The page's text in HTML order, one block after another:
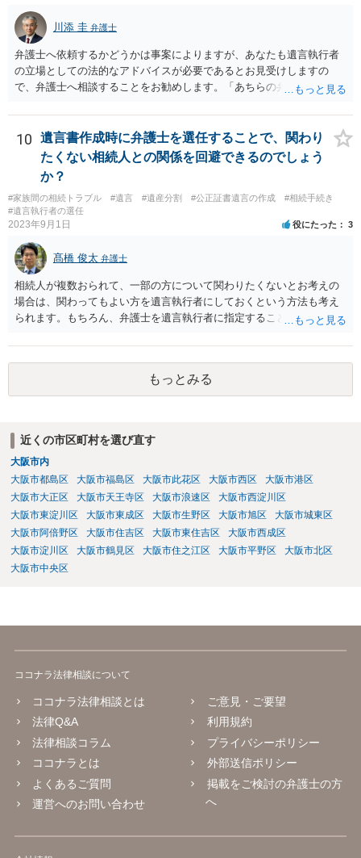
川添 圭 弁護士
弁護士へ依頼するかどうかは事案によりますが、あなたも遺言執行者
の立場としての法的なアドバイスが必要であるとお見受けしますの
で、弁護士へ相談することをお勧めします。「あちらの弁護士」（元
誘導しかしてこないと思います。
10
遺言書作成時に弁護士を選任することで、関わり
たくない相続人との関係を回避できるのでしょう
か？
#家族間の相続トラブル #遺言 #遺産分割 #公正証書遺言の作成
#相続手続き
#遺言執行者の選任
2023年9月1日 役にたった 3
髙橋 俊太 弁護士
相続人が複数おられて、一部の方について関わりたくないとお考えの
場合は、関わってもよい方を遺言執行者にしておくという方法も考え
られます。もちろん、弁護士を遺言執行者に指定することもできます
方に再委任の権限を付与しておくという方法もあります。 一度、弁護
士に直接ご相談されることをお勧めいたします。
もっとみる
近くの市区町村を選び直す
大阪市内
大阪市都島区
大阪市福島区 大阪市此花区 大阪市西区
大阪市港区
大阪市大正区
大阪市天王寺区 大阪市浪速区
大阪市西淀川区
大阪市東淀川区
大阪市東成区 大阪市生野区 大阪市旭区
大阪市城東区
大阪市阿倍野区
大阪市住吉区 大阪市東住吉区
大阪市西成区
大阪市淀川区
大阪市鶴見区 大阪市住之江区 大阪市平野区
大阪市北区
大阪市中央区
ココナラ法律相談について
ココナラ法律相談とは
法律Q&A
法律相談コラム
ココナラとは
よくあるご質問
運営へのお問い合わせ
ご意見・ご要望
利用規約
プライバシーポリシー
外部送信ポリシー
掲載をご検討の弁護士の方
へ